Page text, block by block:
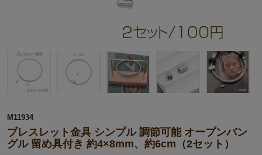
M11934
ブレスレット金具 シンプル 調節可能 オープンバン
グル 留め具付き 約4×8mm、約6cm（2セット）